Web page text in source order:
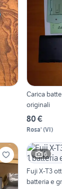
Carica
originali
80 €
Rosa' (VI)
6
Fuji X-T3
batteria e